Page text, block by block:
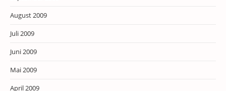
August 2009
Juli 2009
Juni 2009
Mai 2009
April 2009